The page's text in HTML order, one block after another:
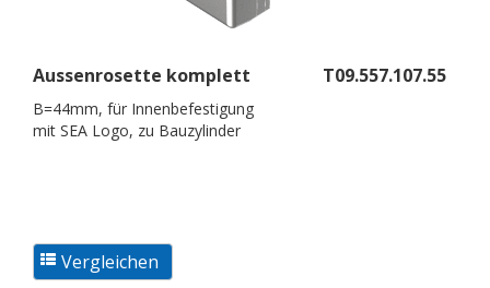
Aussenrosette komplett T09.557.107.55
B=44mm, für Innenbefestigung
mit SEA Logo, zu Bauzylinder